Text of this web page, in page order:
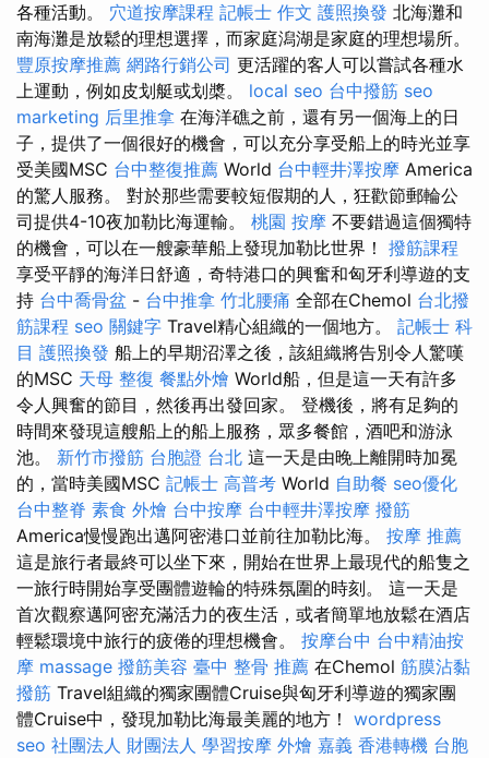
各種活動。 穴道按摩課程 記帳士 作文 護照換發 北海灘和
南海灘是放鬆的理想選擇，而家庭潟湖是家庭的理想場所。
豐原按摩推薦 網路行銷公司 更活躍的客人可以嘗試各種水
上運動，例如皮划艇或划槳。 local seo 台中撥筋 seo
marketing 后里推拿 在海洋礁之前，還有另一個海上的日
子，提供了一個很好的機會，可以充分享受船上的時光並享
受美國MSC 台中整復推薦 World 台中輕井澤按摩 America
的驚人服務。 對於那些需要較短假期的人，狂歡節郵輪​​公
司提供4-10夜加勒比海運輸。 桃園 按摩 不要錯過這個獨特
的機會，可以在一艘豪華船上發現加勒比世界！ 撥筋課程
享受平靜的海洋日舒適，奇特港口的興奮和匈牙利導遊的支
持 台中喬骨盆 - 台中推拿 竹北腰痛 全部在Chemol 台北撥
筋課程 seo 關鍵字 Travel精心組織的一個地方。 記帳士 科
目 護照換發 船上的早期沼澤之後，該組織將告別令人驚嘆
的MSC 天母 整復 餐點外燴 World船，但是這一天有許多
令人興奮的節目，然後再出發回家。 登機後，將有足夠的
時間來發現這艘船上的船上服務，眾多餐館，酒吧和游泳
池。 新竹市撥筋 台胞證 台北 這一天是由晚上離開時加冕
的，當時美國MSC 記帳士 高普考 World 自助餐 seo優化
台中整脊 素食 外燴 台中按摩 台中輕井澤按摩 撥筋
America慢慢跑出邁阿密港口並前往加勒比海。 按摩 推薦
這是旅行者最終可以坐下來，開始在世界上最現代的船隻之
一旅行時開始享受團體遊輪的特殊氛圍的時刻。 這一天是
首次觀察邁阿密充滿活力的夜生活，或者簡單地放鬆在酒店
輕鬆環境中旅行的疲倦的理想機會。 按摩台中 台中精油按
摩 massage 撥筋美容 臺中 整骨 推薦 在Chemol 筋膜沾黏
撥筋 Travel組織的獨家團體Cruise與匈牙利導遊的獨家團
體Cruise中，發現加勒比海最美麗的地方！ wordpress
seo 社團法人 財團法人 學習按摩 外燴 嘉義 香港轉機 台胞